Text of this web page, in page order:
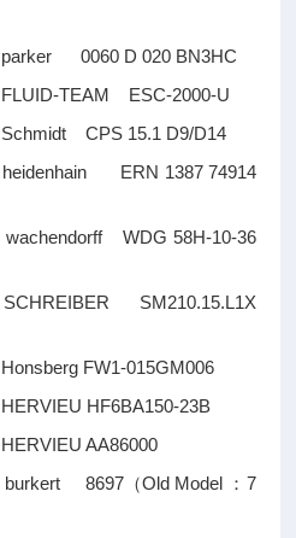
parker 0060 D 020 BN3HC
FLUID-TEAM ESC-2000-U
Schmidt CPS 15.1 D9/D14
heidenhain ERN 1387 74914
wachendorff WDG 58H-10-36
SCHREIBER SM210.15.L1X
Honsberg FW1-015GM006
HERVIEU HF6BA150-23B
HERVIEU AA86000
burkert 8697（Old Model ： 7